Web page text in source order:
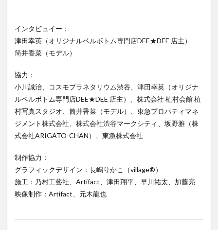
インタビュイー：
津田幸英（オリジナルベルボトム専門店DEE★DEE 店主）
筒井香菜（モデル）
協力：
小川誠治、コスモプラネタリウム渋谷、津田幸英（オリジナ
ルベルボトム専門店DEE★DEE 店主）、株式会社 植村会館 植
村写真スタジオ、筒井香菜（モデル）、東急プロパティマネ
ジメント株式会社、株式会社渋谷マークシティ、坂野雅（株
式会社ARIGATO-CHAN）、東急株式会社
制作協力：
グラフィックデザイン：長嶋りかこ（village®️）
施工：乃村工藝社、Artifact、津田翔平、早川祐太、加藤亮
映像制作：Artifact、元木龍也